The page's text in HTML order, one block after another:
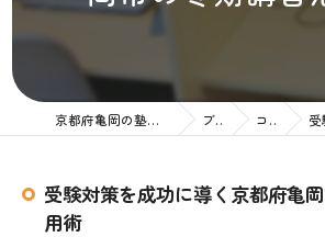
京都府亀岡の塾ならアーネスト進学塾 ブログ コラム 受験
受験対策を成功に導く京都府亀
用術